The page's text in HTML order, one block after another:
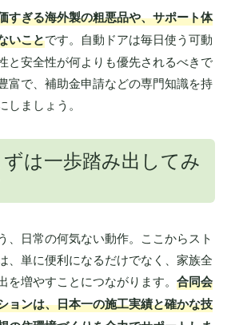
すぎる海外製の粗悪品や、サポート体
いことです。自動ドアは毎日使う可動
と安全性が何よりも優先されるべきで
富で、補助金申請などの専門知識を持
ましょう。
は一歩踏み出してみ
、日常の何気ない動作。ここからスト
、単に便利になるだけでなく、家族全
を増やすことにつながります。 合同会
ョンは、日本一の施工実績と確かな技